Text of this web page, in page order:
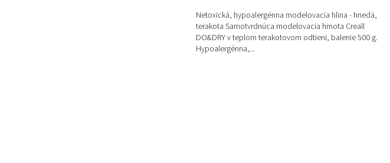
Netoxická, hypoalergénna modelovacia hlina - hnedá,
terakota Samotvrdnúca modelovacia hmota Creall
DO&DRY v teplom terakotovom odtieni, balenie 500 g.
Hypoalergénna,...